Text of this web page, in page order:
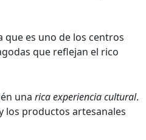
que es uno de los centros
que reflejan el rico
una rica experiencia cultural.
los productos artesanales